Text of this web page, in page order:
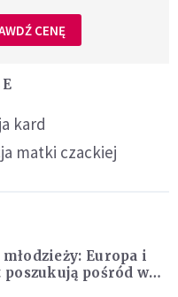
CENĘ
kard
matki czackiej
młodzieży: Europa i
poszukują pośród was